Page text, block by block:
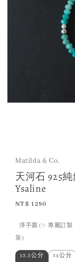
Matilda & Co.
天河石 925
Ysaline
Regular
NT$ 1280
淨手圍 (✨ 專屬訂
策)
13.5公分 14公分